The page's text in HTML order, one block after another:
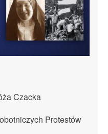
Czacka
Protestów